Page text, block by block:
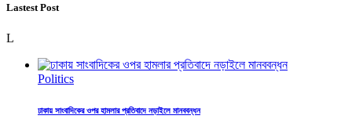
Lastest Post
L
Politics
ঢাকায় সাংবাদিকের ওপর হামলার প্রতিবাদে নড়াইলে মানববন্ধন